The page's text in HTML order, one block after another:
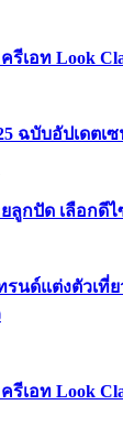
รีเอท Look
ฉบับอัปเดตเซ
ลูกปัด เลือกดี
ทรนด์แต่งตัวเ
รีเอท Look